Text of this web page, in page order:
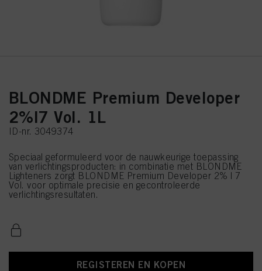
BLONDME Premium Developer
2%|7 Vol. 1L
ID-nr. 3049374
Speciaal geformuleerd voor de nauwkeurige toepassing
van verlichtingsproducten: in combinatie met BLONDME
Lighteners zorgt BLONDME Premium Developer 2% | 7
Vol. voor optimale precisie en gecontroleerde
verlichtingsresultaten.
REGISTEREN EN KOPEN